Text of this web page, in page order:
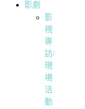
影劇
影
視
專
訪/
現
場
活
動